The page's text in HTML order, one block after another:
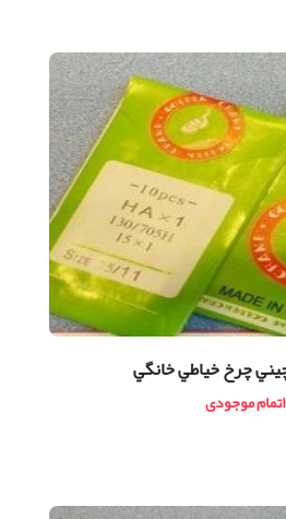
اتمام موجودی